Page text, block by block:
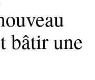
bâtir une